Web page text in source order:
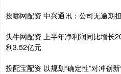
投哪网配资 中兴通讯：公司无逾期
头牛网配资 上半年净利润同比增长
利3.52亿元
投配宝配资 以规划“确定性”对冲创新